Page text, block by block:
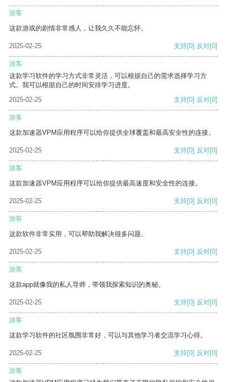
游客
这款游戏的剧情非常感人，让我久久不能忘怀。
2025-02-25 支持[0] 反对[0]
游客
这款学习软件的学习方式非常灵活，可以根据自己的需求选择学习方
式。我可以根据自己的时间安排学习进度。
2025-02-25
支持[0] 反对[0]
游客
这款加速器VPM应用程序可以给你提供全球覆盖和最高安全性的连接。
2025-02-25 支持[0] 反对[0]
游客
这款加速器VPM应用程序可以给你提供最高速度和安全性的连接。
2025-02-25 支持[0] 反对[0]
游客
这款软件非常实用，可以帮助我解决很多问题。
2025-02-25 支持[0] 反对[0]
游客
这款app就像我的私人导师，带领我探索知识的奥秘。
2025-02-25 支持[0] 反对[0]
游客
这款学习软件的社区氛围非常好，可以与其他学习者交流学习心得。
2025-02-25 支持[0] 反对[0]
游客